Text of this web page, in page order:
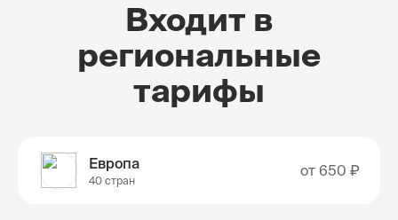
Входит в
региональные
тарифы
Европа
40 стран
от 650 ₽